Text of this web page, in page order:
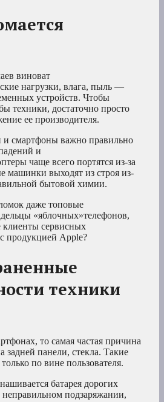
виноват
нагрузки, влага, пыль —
устройств. Чтобы
техники, достаточно просто
ее производителя.
и смартфоны важно правильно
и
чаще всего портятся из-за
машинки выходят из строя из-
бытовой химии.
даже топовые
«яблочных»телефонов,
сервисных
продукцией Apple?
техники
то самая частая причина
панели, стекла. Такие
по вине пользователя.
батарея дорогих
подзаряжании,